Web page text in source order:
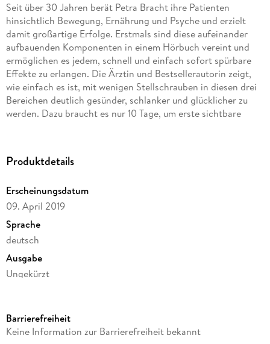
Seit über 30 Jahren berät Petra Bracht ihre Patienten
hinsichtlich Bewegung, Ernährung und Psyche und erzielt
damit großartige Erfolge. Erstmals sind diese aufeinander
aufbauenden Komponenten in einem Hörbuch vereint und
ermöglichen es jedem, schnell und einfach sofort spürbare
Effekte zu erlangen. Die Ärztin und Bestsellerautorin zeigt,
wie einfach es ist, mit wenigen Stellschrauben in diesen drei
Bereichen deutlich gesünder, schlanker und glücklicher zu
werden. Dazu braucht es nur 10 Tage, um erste sichtbare
Produktdetails
Erscheinungsdatum
09. April 2019
Sprache
deutsch
Ausgabe
Ungekürzt
Laufzeit
Barrierefreiheit
Keine Information zur Barrierefreiheit bekannt